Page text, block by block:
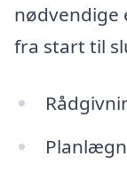
nødvendige
fra start til